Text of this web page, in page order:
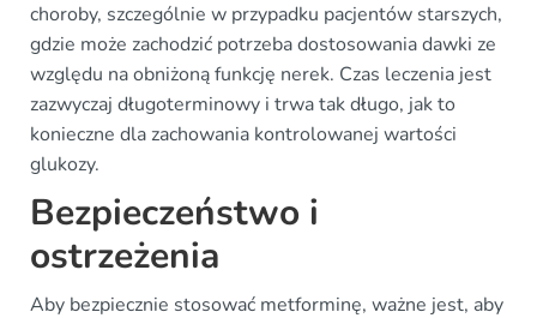
choroby, szczególnie w przypadku pacjentów starszych,
gdzie może zachodzić potrzeba dostosowania dawki ze
względu na obniżoną funkcję nerek. Czas leczenia jest
zazwyczaj długoterminowy i trwa tak długo, jak to
konieczne dla zachowania kontrolowanej wartości
glukozy.
Bezpieczeństwo i
ostrzeżenia
Aby bezpiecznie stosować metforminę, ważne jest, aby